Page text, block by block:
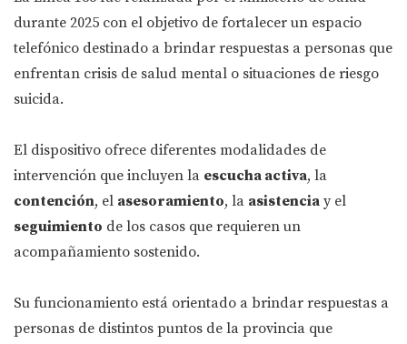
durante 2025 con el objetivo de fortalecer un espacio
telefónico destinado a brindar respuestas a personas que
enfrentan crisis de salud mental o situaciones de riesgo
suicida.
El dispositivo ofrece diferentes modalidades de
intervención que incluyen la escucha activa, la
contención, el asesoramiento, la asistencia y el
seguimiento de los casos que requieren un
acompañamiento sostenido.
Su funcionamiento está orientado a brindar respuestas a
personas de distintos puntos de la provincia que